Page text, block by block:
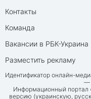
Контакты
Команда
Вакансии в РБК-Украина
Разместить рекламу
Идентификатор онлайн-
—
Информационный портал
версию (украинскую,